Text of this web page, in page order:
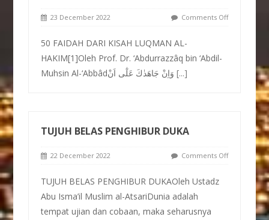
23 December 2022 Comments Off
50 FAIDAH DARI KISAH LUQMAN AL-
HAKIM[1]Oleh Prof. Dr. ‘Abdurrazzâq bin ‘Abdil-
Muhsin Al-‘Abbâdوَاِنْ جَاهَدٰكَ عَلٰٓى اَنْ[...]
TUJUH BELAS PENGHIBUR DUKA
22 December 2022 Comments Off
TUJUH BELAS PENGHIBUR DUKAOleh Ustadz
Abu Isma’il Muslim al-AtsariDunia adalah
tempat ujian dan cobaan, maka seharusnya